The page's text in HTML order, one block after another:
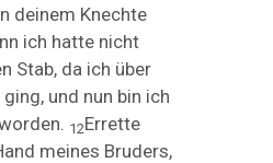
deinem Knechte
ich hatte nicht
Stab, da ich über
und nun bin ich
12Errette
meines Bruders,